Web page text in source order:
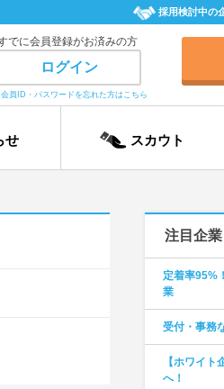
採用検討中の
でに会員登録がお済みの方
ログイン
会員ID・パスワードを忘れた方はこちら
せ スカウト
注目企業
定着率95%
業
受付・事務
【ホワイ
へ！